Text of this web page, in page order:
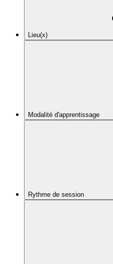
Lieu(x)
Modalité d'apprentissage
Rythme de session